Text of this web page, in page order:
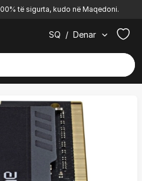
të sigurta, kudo në Maqedoni.
SQ / Denar